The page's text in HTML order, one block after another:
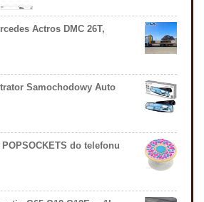
Actros DMC 26T,
Samochodowy Auto
do telefonu